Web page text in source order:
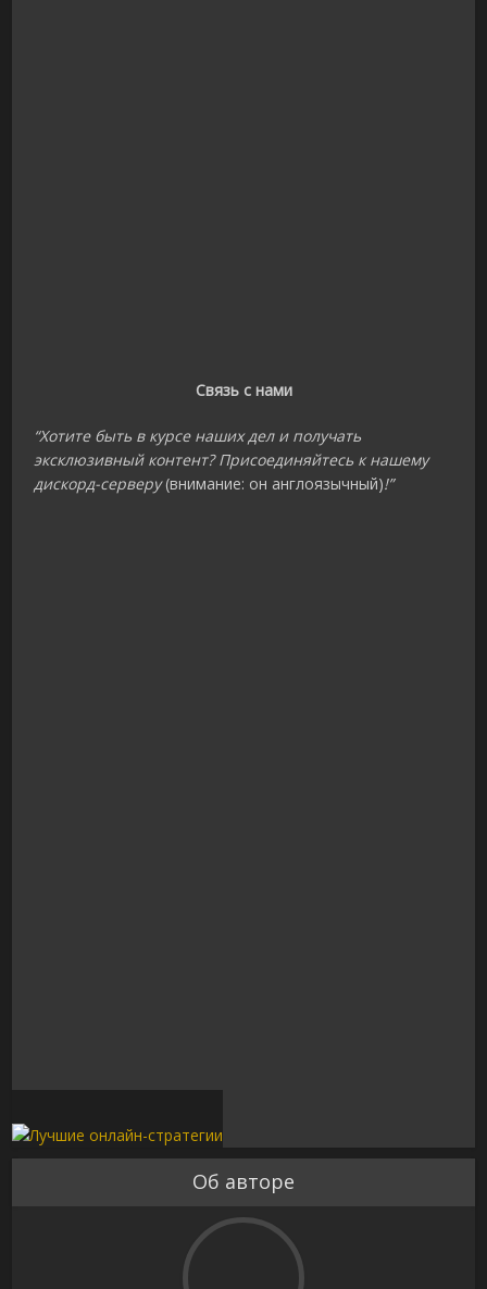
Связь с нами
“Хотите быть в курсе наших дел и получать
эксклюзивный контент? Присоединяйтесь к нашему
дискорд-серверу(внимание: он англоязычный)!”
Об авторе